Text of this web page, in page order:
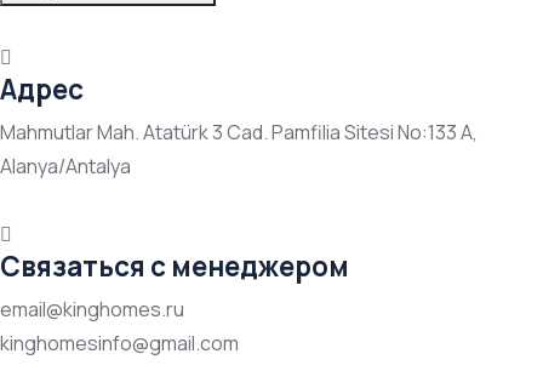
Адрес
Mahmutlar Mah. Atatürk 3 Cad. Pamfilia Sitesi No:133 A,
Alanya/Antalya
Связаться с менеджером
email@kinghomes.ru
kinghomesinfo@gmail.com